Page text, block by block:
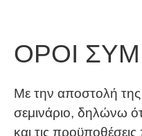
ΟΡΟΙ
Με την αποστολή
σεμινάριο, δηλώνω
και τις